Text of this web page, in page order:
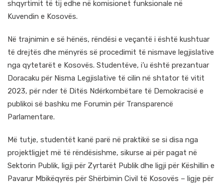
shqyrtimit të tij edhe në komisionet funksionale në
Kuvendin e Kosovës.
Në trajnimin e së hënës, rëndësi e veçantë i është kushtuar
të drejtës dhe mënyrës së procedimit të nismave legjislative
nga qytetarët e Kosovës. Studentëve, i’u është prezantuar
Doracaku për Nisma Legjislative të cilin në shtator të vitit
2023, për nder të Ditës Ndërkombëtare të Demokracisë e
publikoi së bashku me Forumin për Transparencë
Parlamentare.
Më tutje, studentët kanë parë në praktikë se si disa nga
projektligjet më të rëndësishme, sikurse ai për pagat në
Sektorin Publik, ligji për Zyrtarët Publik dhe ligji për Këshillin e
Pavarur Mbikëqyrës për Shërbimin Civil të Kosovës – ligje për